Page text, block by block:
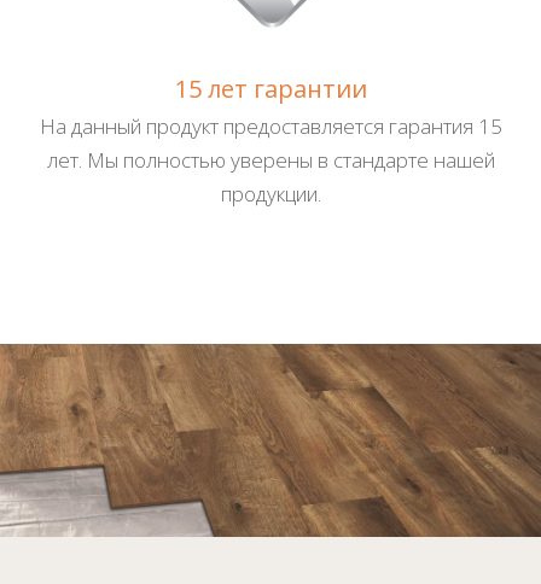
15 лет гарантии
На данный продукт предоставляется гарантия 15
лет. Мы полностью уверены в стандарте нашей
продукции.